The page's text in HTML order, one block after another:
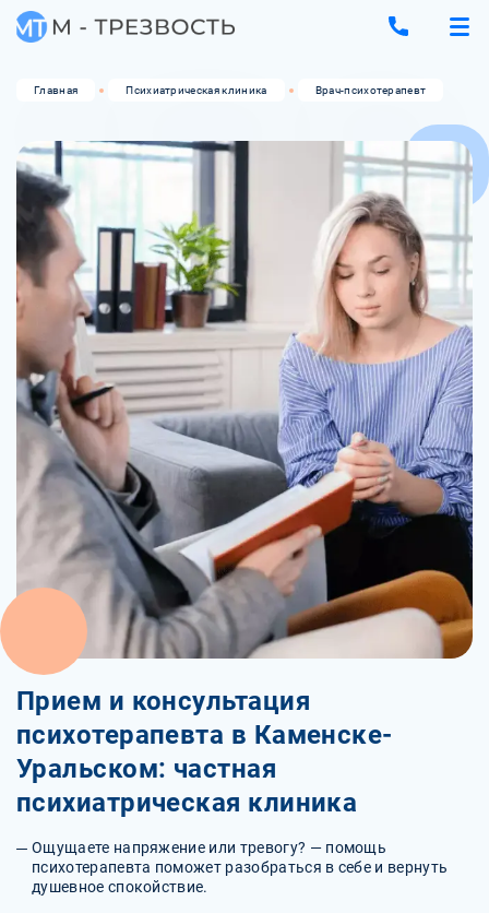
Главная Психиатрическая клиника Врач-психотерапевт
Прием и консультация
психотерапевта в Каменске-
Уральском: частная
психиатрическая клиника
Ощущаете напряжение или тревогу? — помощь
психотерапевта поможет разобраться в себе и вернуть
душевное спокойствие.